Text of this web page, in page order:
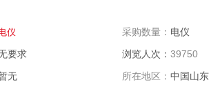
仪 采购数量： 电仪
要求 浏览人次： 39750
无 所在地区： 中国山东